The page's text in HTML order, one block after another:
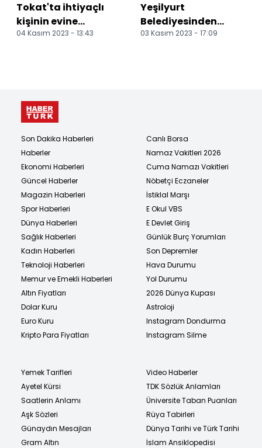
Tokat'ta ihtiyaçlı
kişinin evine
belediye ve
04 Kasım 2023 - 13:43
Yeşilyurt
Belediyesinden
çiftçilere 20 ton arpa
03 Kasım 2023 - 17:09
Son Dakika Haberleri
Haberler
Ekonomi Haberleri
Güncel Haberler
Magazin Haberleri
Spor Haberleri
Dünya Haberleri
Sağlık Haberleri
Kadın Haberleri
Teknoloji Haberleri
Memur ve Emekli Haberleri
Altın Fiyatları
Dolar Kuru
Euro Kuru
Kripto Para Fiyatları
Canlı Borsa
Namaz Vakitleri 2026
Cuma Namazı Vakitleri
Nöbetçi Eczaneler
İstiklal Marşı
E Okul VBS
E Devlet Giriş
Günlük Burç Yorumları
Son Depremler
Hava Durumu
Yol Durumu
2026 Dünya Kupası
Astroloji
Instagram Dondurma
Instagram Silme
Yemek Tarifleri
Ayetel Kürsi
Saatlerin Anlamı
Aşk Sözleri
Günaydın Mesajları
Gram Altın
Video Haberler
TDK Sözlük Anlamları
Üniversite Taban Puanları
Rüya Tabirleri
Dünya Tarihi ve Türk Tarihi
İslam Ansiklopedisi